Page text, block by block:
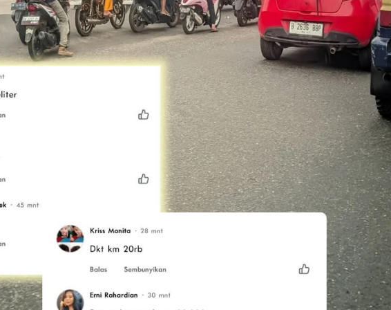
Strategi PPP Menangkan Duet
Di Berita, Politik
Ini Dia Hubungan Partai Garuda
dengan Gerindra
Di Berita, Politik | Februari 19, 2018